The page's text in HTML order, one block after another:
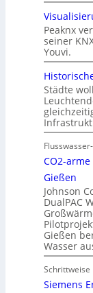
Peaknx
seiner
Youvi.
Städte
CO2-
Gießen
Johnson
DualPAC
Gießen
Wasser
Siemens